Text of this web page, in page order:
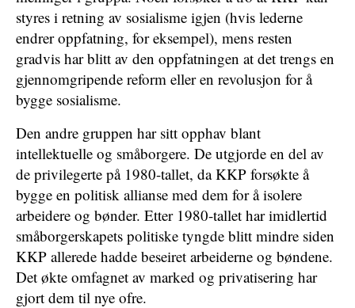
styres i retning av sosialisme igjen (hvis lederne
endrer oppfatning, for eksempel), mens resten
gradvis har blitt av den oppfatningen at det trengs en
gjennomgripende reform eller en revolusjon for å
bygge sosialisme.
Den andre gruppen har sitt opphav blant
intellektuelle og småborgere. De utgjorde en del av
de privilegerte på 1980-tallet, da KKP forsøkte å
bygge en politisk allianse med dem for å isolere
arbeidere og bønder. Etter 1980-tallet har imidlertid
småborgerskapets politiske tyngde blitt mindre siden
KKP allerede hadde beseiret arbeiderne og bøndene.
Det økte omfagnet av marked og privatisering har
gjort dem til nye ofre.